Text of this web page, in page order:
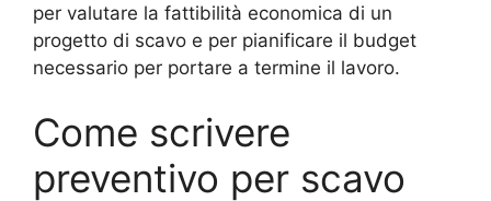
per valutare la fattibilità economica di un
progetto di scavo e per pianificare il budget
necessario per portare a termine il lavoro.
Come scrivere
preventivo per scavo